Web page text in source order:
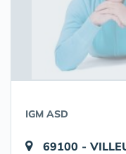
IGM ASD
69100 -